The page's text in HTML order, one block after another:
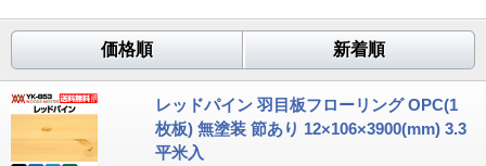
価格順 新着順
レッドパイン 羽目板フローリング OPC(1
枚板) 無塗装 節あり 12×106×3900(mm) 3.3
平米入